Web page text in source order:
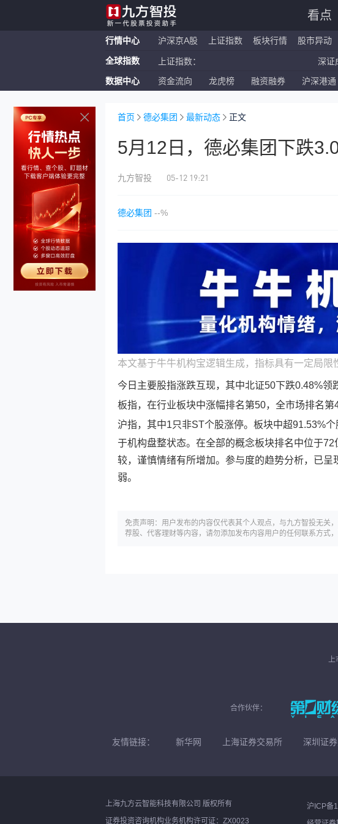
看点
行情中心 沪深京A股 上证指数 板块行情 股市异动
全球指数 上证指数： 深证
恒生指数： 国企
数据中心 资金流向 龙虎榜 融资融券 沪深港通
首页 德必集团 最新动态 正文
5月12日，德必集团下跌
九方智投 05-12 19:21
德必集团 --%
本文基于牛牛机构宝逻辑生成，指标具有一定局限
今日主要股指涨跌互现，其中北证50下跌0.48%领
板指，在行业板块中涨幅排名第50，全市场排名第
沪指，其中1只非ST个股涨停。板块中超91.53%个
于机构盘整状态。在全部的概念板块排名中位于
较，谨慎情绪有所增加。参与度的趋势分析，已
弱。
免责声明：用户发布的内容仅代表其个人观点，与九方智投无关
荐股、代客理财等内容，请勿添加发布内容用户的任何联系方式，
上
合作伙伴：
友情链接： 新华网 上海证券交易所 深圳证
上海九方云智能科技有限公司 版权所有
证券投资咨询机构业务机构许可证：ZX0023
沪ICP备